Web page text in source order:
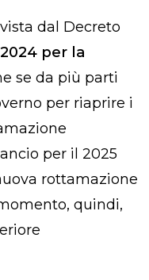
dal Decreto
per la
se da più parti
per riaprire i
per il 2025
rottamazione
quindi,